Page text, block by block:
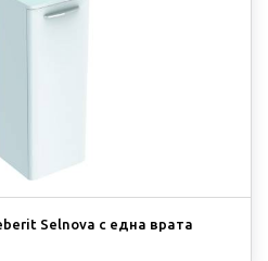
Selnova с една врата